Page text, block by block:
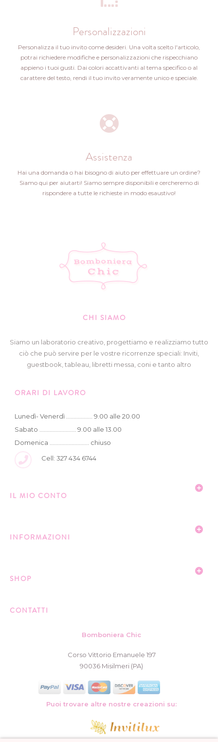
Personalizzazioni
Personalizza il tuo invito come desideri. Una volta scelto l'articolo,
potrai richiedere modifiche e personalizzazioni che rispecchiano
appieno i tuoi gusti. Dai colori accattivanti al tema specifico o al
carattere del testo, rendi il tuo invito veramente unico e speciale.
Assistenza
Hai una domanda o hai bisogno di aiuto per effettuare un ordine?
Siamo qui per aiutarti! Siamo sempre disponibili e cercheremo di
rispondere a tutte le richieste in modo esaustivo!
CHI SIAMO
Siamo un laboratorio creativo, progettiamo e realizziamo tutto
ciò che può servire per le vostre ricorrenze speciali: Inviti,
guestbook, tableau, libretti messa, coni e tanto altro
ORARI DI LAVORO
Lunedì- Venerdì .................. 9.00 alle 20.00
Sabato ......................... 9.00 alle 13.00
Domenica ........................... chiuso
Cell: 327 434 6744
IL MIO CONTO
INFORMAZIONI
SHOP
CONTATTI
Bomboniera Chic
Corso Vittorio Emanuele 197
90036 Misilmeri (PA)
Puoi trovare altre nostre creazioni su: